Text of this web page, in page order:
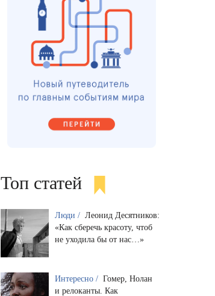
Топ статей
Люди / Леонид Десятников:
«Как сберечь красоту, чтоб
не уходила бы от нас…»
Интересно / Гомер, Нолан
и релоканты. Как